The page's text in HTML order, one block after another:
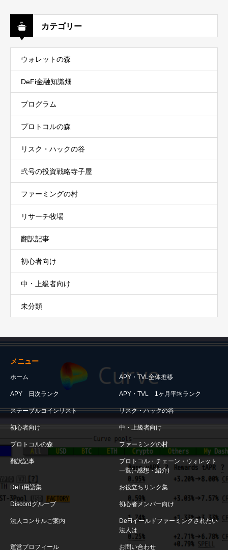
カテゴリー
ウォレットの森
DeFi金融知識畑
プログラム
プロトコルの森
リスク・ハックの谷
弐号の投資戦略寺子屋
ファーミングの村
リサーチ牧場
翻訳記事
初心者向け
中・上級者向け
未分類
メニュー
ホーム APY・TVL全体推移
APY 日次ランク APY・TVL 1ヶ月平均ランク
ステーブルコインリスト リスク・ハックの谷
初心者向け 中・上級者向け
プロトコルの森 ファーミングの村
翻訳記事
プロトコル・チェーン・ウォレット
一覧(+感想・紹介)
DeFi用語集 お役立ちリンク集
Discordグループ 初心者メンバー向け
法人コンサルご案内
DeFiイールドファーミングされたい
法人は
運営プロフィール お問い合わせ